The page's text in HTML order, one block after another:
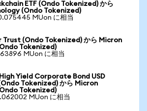
ETF (Ondo Tokenized) から
(Ondo Tokenized)
MUon に相当
Trust (Ondo Tokenized) から Micron
Tokenized)
MUon に相当
Yield Corporate Bond USD
Tokenized) から Micron
Tokenized)
MUon に相当